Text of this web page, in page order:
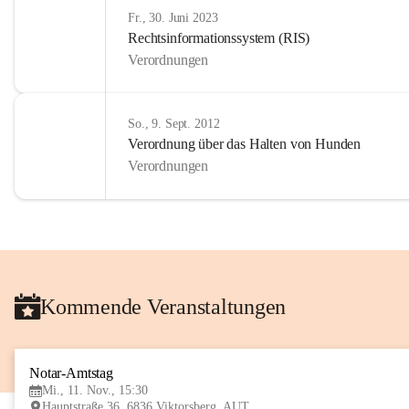
Fr., 30. Juni 2023
Rechtsinformationssystem (RIS)
Verordnungen
So., 9. Sept. 2012
Verordnung über das Halten von Hunden
Verordnungen
Kommende Veranstaltungen
Notar-Amtstag
Mi., 11. Nov., 15:30